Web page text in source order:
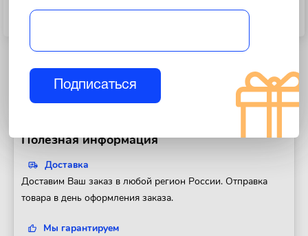
Набор переходников для щеток
Набор переходников для щеток
Полезная информация
Доставка
Доставим Ваш заказ в любой регион России. Отправка
товара в день оформления заказа.
Мы гарантируем
Подписаться